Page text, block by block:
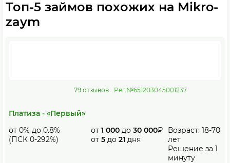
Топ-5 займов похожих на Mikro-
zaym
79 отзывов Рег.№651203045001237
Платиза - «Первый»
от 0% до 0.8%
(ПСК 0-292%)
от 1 000 до 30 000₽
от 5 до 21 дня
Возраст: 18-70
лет
Решение за 1
минуту